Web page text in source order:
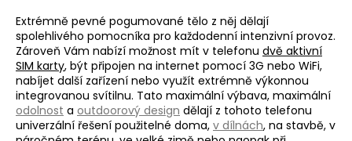
Extrémně pevné pogumované tělo z něj dělají
spolehlivého pomocníka pro každodenní intenzivní provoz.
Zároveň Vám nabízí možnost mít v telefonu dvě aktivní
SIM karty, být připojen na internet pomocí 3G nebo WiFi,
nabíjet další zařízení nebo využít extrémně výkonnou
integrovanou svítilnu. Tato maximální výbava, maximální
odolnost a outdoorový design dělají z tohoto telefonu
univerzální řešení použitelné doma, v dílnách, na stavbě, v
b
u
j
e
t
e